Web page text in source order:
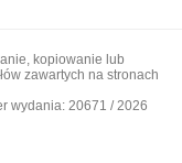
kopiowanie lub
zawartych na stronach
wydania: 20671 / 2026